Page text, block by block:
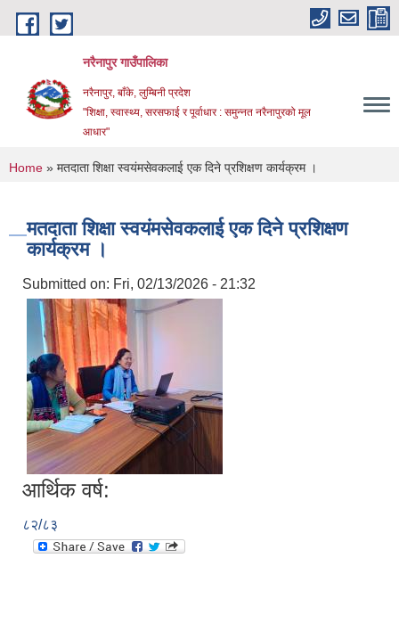
Skip to main content
नरैनापुर गाउँपालिका
नरैनापुर, बाँके, लुम्बिनी प्रदेश
"शिक्षा, स्वास्थ्य, सरसफाई र पूर्वाधार : समुन्नत नरैनापुरको मूल
आधार"
You are here
Home » मतदाता शिक्षा स्वयंमसेवकलाई एक दिने प्रशिक्षण कार्यक्रम ।
मतदाता शिक्षा स्वयंमसेवकलाई एक दिने प्रशिक्षण
कार्यक्रम ।
Submitted on: Fri, 02/13/2026 - 21:32
आर्थिक वर्ष:
८२/८३